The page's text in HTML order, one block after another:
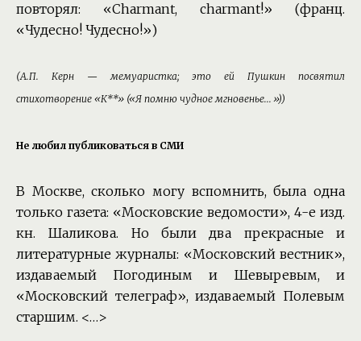
повторял: «Charmant, charmant!» (франц.
«Чудесно! Чудесно!»)
(А.П. Керн — мемуаристка; это ей Пушкин посвятил
стихотворение «К**» («Я помню чудное мгновенье...»))
Не любил публиковаться в СМИ
В Москве, сколько могу вспомнить, была одна
только газета: «Московские ведомости», 4-е изд.
кн. Шаликова. Но были два прекрасные и
литературные журналы: «Московский вестник»,
издаваемый Погодиным и Шевыревым, и
«Московский телеграф», издаваемый Полевым
старшим. <…>